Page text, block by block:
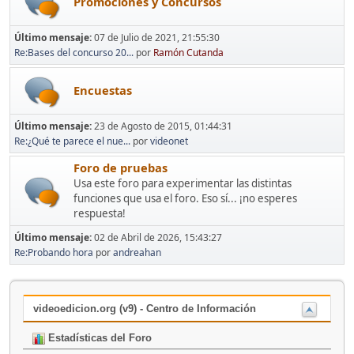
Último mensaje:07 de Julio de 2021, 21:55:30
Re:Bases del concurso 20... por Ramón Cutanda
Encuestas
Último mensaje:23 de Agosto de 2015, 01:44:31
Re:¿Qué te parece el nue... porvideonet
Foro de pruebas
Usa este foro para experimentar las distintas
funciones que usa el foro. Eso sí... ¡no esperes
respuesta!
Último mensaje:02 de Abril de 2026, 15:43:27
Re:Probando hora porandreahan
videoedicion.org (v9) - Centro de Información
Estadísticas del Foro